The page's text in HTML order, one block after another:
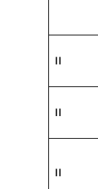
II
II
II